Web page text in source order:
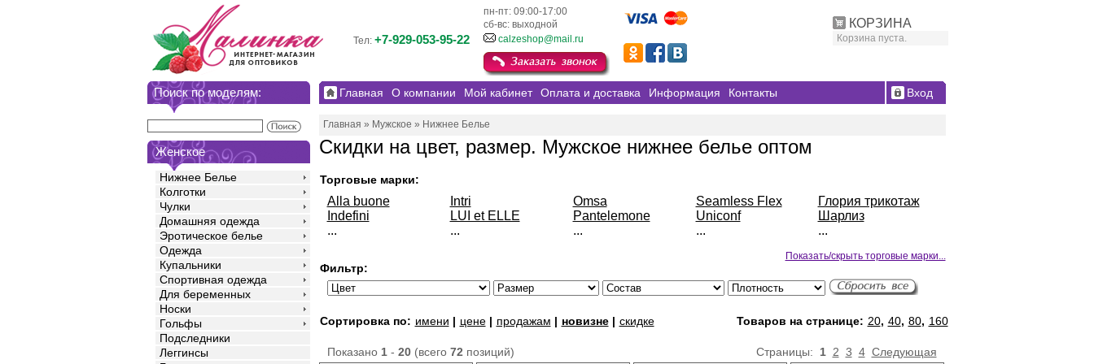
КОРЗИНА
Корзина пуста.
пн-пт: 09:00-17:00
сб-вс: выходной
Тел: +7-929-053-95-22 calzeshop@mail.ru
Поиск по моделям:
Женское
Нижнее Белье
Колготки
Чулки
Домашняя одежда
Эротическое белье
Одежда
Купальники
Спортивная одежда
Для беременных
Носки
Гольфы
Подследники
Леггинсы
Главная О компании Мой кабинет Оплата и доставка Информация Контакты Вход
Главная » Мужское » Нижнее Белье
Скидки на цвет, размер. Мужское нижнее белье оптом
Торговые марки:
Alla buone
Indefini
...
Intri
LUI et ELLE
...
Omsa
Pantelemone
...
Seamless Flex
Uniconf
...
Глория трикотаж
Шарлиз
...
Показать/скрыть торговые марки...
Фильтр:
Сортировка по: имени | цене| продажам | новизне| скидке Товаров на странице: 20, 40, 80, 160
Страницы: 1 2 3 4 Следующая
Показано 1- 20(всего 72позиций)